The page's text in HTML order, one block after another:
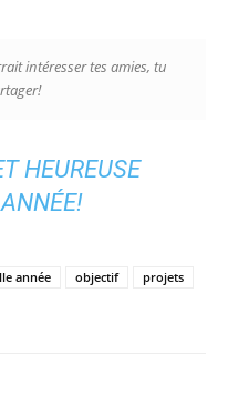
intéresser tes amies, tu
HEUREUSE
année objectif
projets